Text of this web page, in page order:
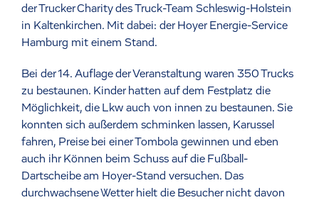
der Trucker Charity des Truck-Team Schleswig-Holstein
in Kaltenkirchen. Mit dabei: der Hoyer Energie-Service
Hamburg mit einem Stand.
Bei der 14. Auflage der Veranstaltung waren 350 Trucks
zu bestaunen. Kinder hatten auf dem Festplatz die
Möglichkeit, die Lkw auch von innen zu bestaunen. Sie
konnten sich außerdem schminken lassen, Karussel
fahren, Preise bei einer Tombola gewinnen und eben
auch ihr Können beim Schuss auf die Fußball-
Dartscheibe am Hoyer-Stand versuchen. Das
durchwachsene Wetter hielt die Besucher nicht davon